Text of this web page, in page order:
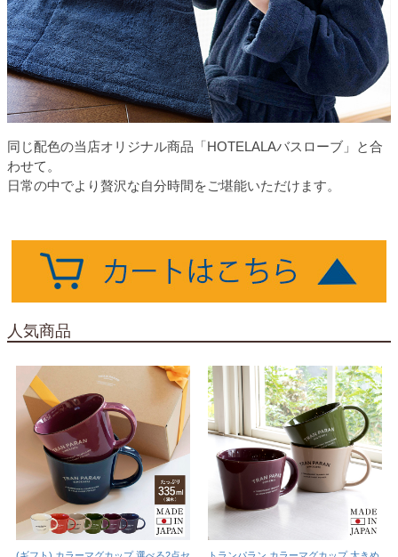
同じ配色の当店オリジナル商品「HOTELALAバスローブ」と合
わせて。
日常の中でより贅沢な自分時間をご堪能いただけます。
人気商品